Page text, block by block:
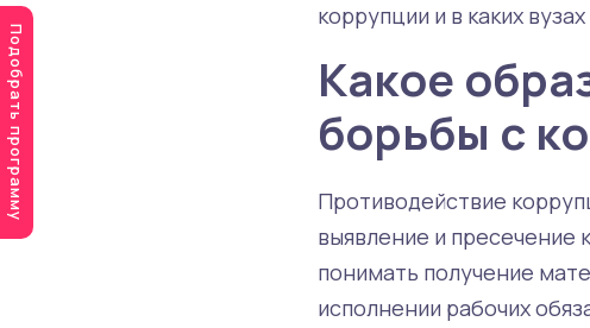
коррупции и в каких
Какое
борьбы с
Противодействие
выявление и
понимать получение
исполнении рабочих
Подобрать программу